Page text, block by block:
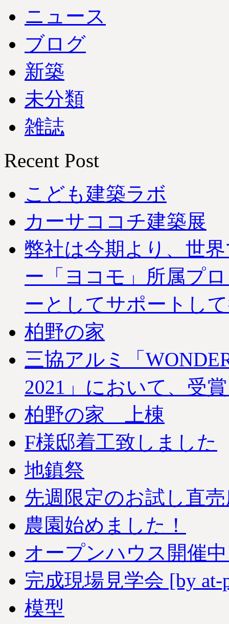
ニュース
ブログ
新築
未分類
雑誌
Recent Post
こども建築ラボ
カーサココチ建築展
弊社は今期より、世
ー「ヨコモ」所属プ
ーとしてサポートし
柏野の家
三協アルミ「
2021」において、受
柏野の家 上棟
F様邸着工致しました
地鎮祭
先週限定のお試し直
農園始めました！
オープンハウス開催
完成現場見学会 [by at-
模型